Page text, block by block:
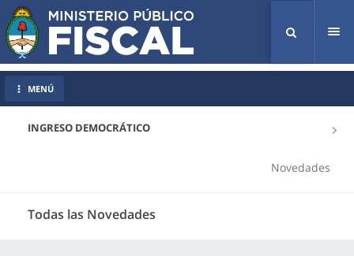
INGRESO DEMOCRÁTICO
Novedades
Todas las Novedades
MENÚ